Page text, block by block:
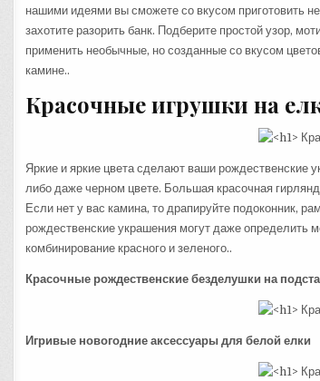
нашими идеями вы сможете со вкусом приготовить
захотите разорить банк. Подберите простой узор,
применить необычные, но созданные со вкусом
камине..
Красочные игрушки на
Яркие и яркие цвета сделают ваши
либо даже черном цвете. Большая красочная
Если нет у вас камина, то драпируйте подоконник,
рождественские украшения могут даже определить
комбинирование красного и зеленого..
Красочные рождественские безделушки на
Игривые новогодние аксессуары для белой елки